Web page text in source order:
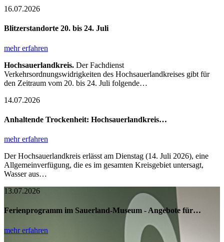
16.07.2026
Blitzerstandorte 20. bis 24. Juli
mehr erfahren
Hochsauerlandkreis. Der Fachdienst
Verkehrsordnungswidrigkeiten des Hochsauerlandkreises gibt für
den Zeitraum vom 20. bis 24. Juli folgende…
14.07.2026
Anhaltende Trockenheit: Hochsauerlandkreis…
mehr erfahren
Der Hochsauerlandkreis erlässt am Dienstag (14. Juli 2026), eine
Allgemeinverfügung, die es im gesamten Kreisgebiet untersagt,
Wasser aus…
13.07.2026
Ferienprogramm im Sauerland-Museum - Angebote für…
mehr erfahren